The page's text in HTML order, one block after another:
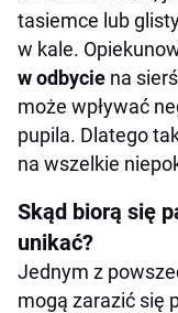
tasiemce lub
w kale.
w odbycie na
może wpływać
pupila. Dlatego
na wszelkie
Skąd biorą się
unikać?
Jednym z
mogą zarazić się